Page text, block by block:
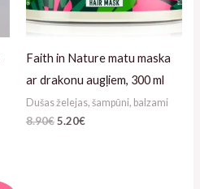
Faith in Nature matu maska
ar drakonu augļiem, 300 ml
Dušas želejas, šampūni, balzami
8.90€5.20€